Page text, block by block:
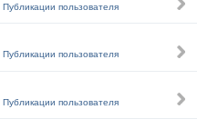
Публикации пользователя
Публикации пользователя
Публикации пользователя